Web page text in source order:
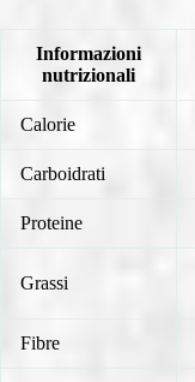
Informazioni
nutrizionali
Calorie
Carboidrati
Proteine
Grassi
Fibre